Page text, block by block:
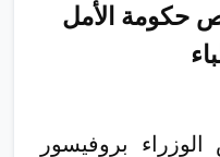
حكومة الأمل
بروفيسور